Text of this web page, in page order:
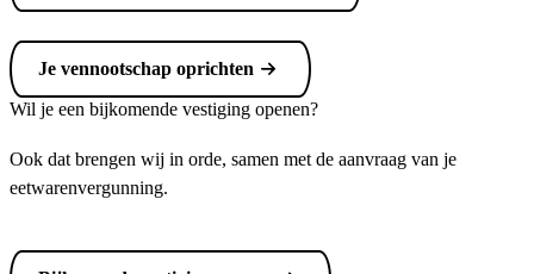
Je vennootschap oprichten
Wil je een bijkomende vestiging openen?
Ook dat brengen wij in orde, samen met de aanvraag van je
eetwarenvergunning.